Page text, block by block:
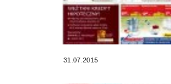
31.07.2015